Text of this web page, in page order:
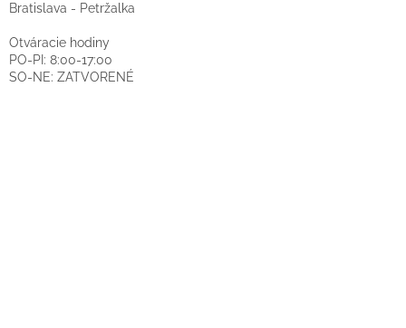
Bratislava - Petržalka
Otváracie hodiny
PO-PI: 8:00-17:00
SO-NE: ZATVORENÉ